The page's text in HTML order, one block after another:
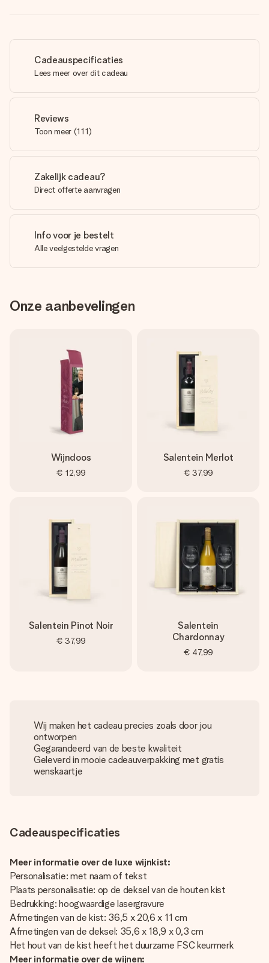
Cadeauspecificaties
Lees meer over dit cadeau
Reviews
Toon meer (111)
Zakelijk cadeau?
Direct offerte aanvragen
Info voor je bestelt
Alle veelgestelde vragen
Onze aanbevelingen
Wijndoos
€ 12,99
Salentein Merlot
€ 37,99
Salentein Pinot Noir
€ 37,99
Salentein
Chardonnay
€ 47,99
Wij maken het cadeau precies zoals door jou
ontworpen
Gegarandeerd van de beste kwaliteit
Geleverd in mooie cadeauverpakking met gratis
wenskaartje
Cadeauspecificaties
Meer informatie over de luxe wijnkist:
Personalisatie: met naam of tekst
Plaats personalisatie: op de deksel van de houten kist
Bedrukking: hoogwaardige lasergravure
Afmetingen van de kist: 36,5 x 20,6 x 11 cm
Afmetingen van de deksel: 35,6 x 18,9 x 0,3 cm
Het hout van de kist heeft het duurzame FSC keurmerk
Meer informatie over de wijnen: